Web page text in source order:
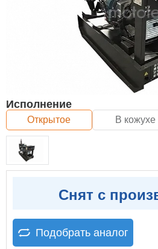
Исполнение
Открытое В кожухе
Снят с
Подобрать аналог